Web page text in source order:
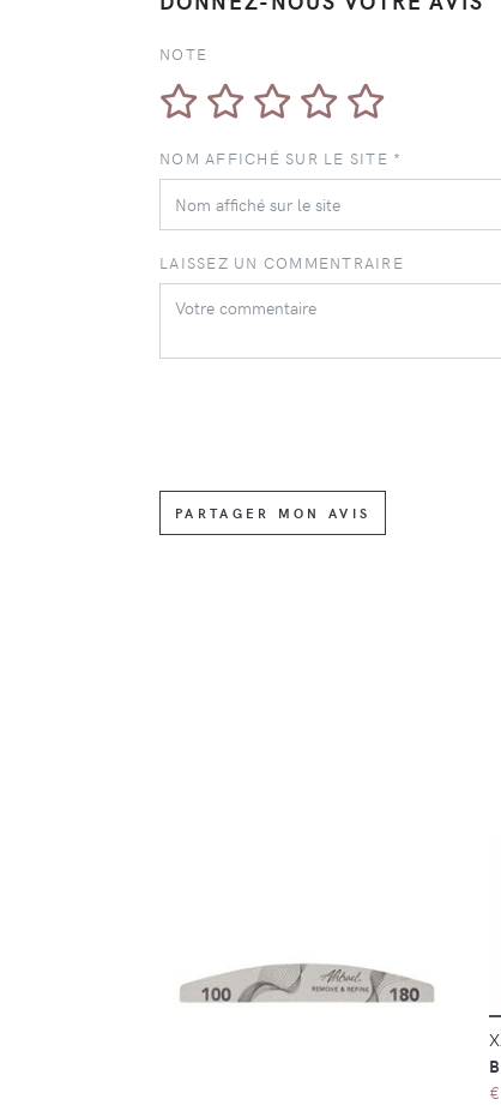
NOTE
NOM AFFICHÉ SUR LE SITE *
LAISSEZ UN COMMENTRAIRE
PARTAGER MON AVIS
DÉTAILS